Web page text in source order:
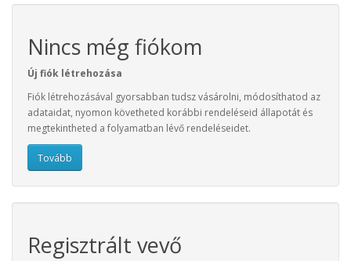
Nincs még fiókom
Új fiók létrehozása
Fiók létrehozásával gyorsabban tudsz vásárolni, módosíthatod az
adataidat, nyomon követheted korábbi rendeléseid állapotát és
megtekintheted a folyamatban lévő rendeléseidet.
Tovább
Regisztrált vevő